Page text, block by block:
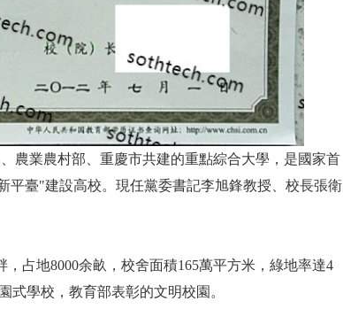
農業農村部、重慶市共建的重點綜合大學，是國家首
平臺"建設高校。現任黨委書記李旭鋒教授、校長張衛
占地8000余畝，校舍面積165萬平方米，綠地率達4
式學校，教育部表彰的文明校園。